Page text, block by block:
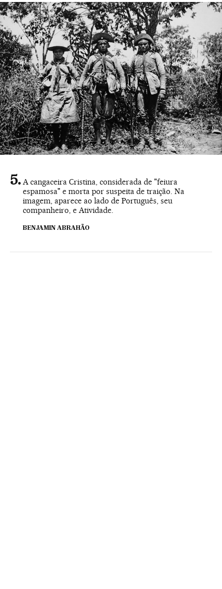
A cangaceira Cristina, considerada de "feiura
espamosa" e morta por suspeita de traição. Na
imagem, aparece ao lado de Português, seu
companheiro, e Atividade.
BENJAMIN ABRAHÃO